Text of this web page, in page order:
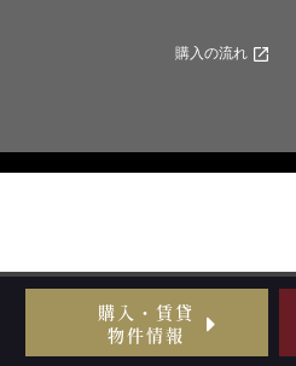
購入の流れ
購入・賃貸
物件情報